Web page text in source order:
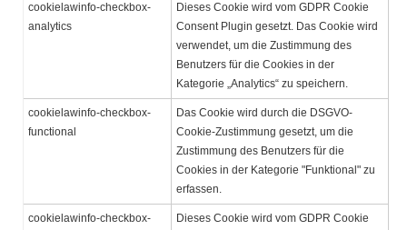
cookielawinfo-checkbox-
analytics
Dieses Cookie wird vom GDPR Cookie
Consent Plugin gesetzt. Das Cookie wird
verwendet, um die Zustimmung des
Benutzers für die Cookies in der
Kategorie „Analytics“ zu speichern.
cookielawinfo-checkbox-
functional
Das Cookie wird durch die DSGVO-
Cookie-Zustimmung gesetzt, um die
Zustimmung des Benutzers für die
Cookies in der Kategorie "Funktional" zu
erfassen.
cookielawinfo-checkbox-
Dieses Cookie wird vom GDPR Cookie